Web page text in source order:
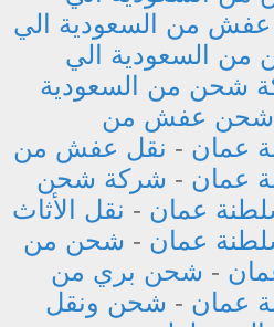
عفش من السعودية الي
من السعودية الي
شحن من السعودية
شحن عفش من
عمان - نقل عفش من
عمان - شركة شحن
عمان - نقل الأثاث
عمان - شحن من
- شحن بري من
عمان - شحن ونقل